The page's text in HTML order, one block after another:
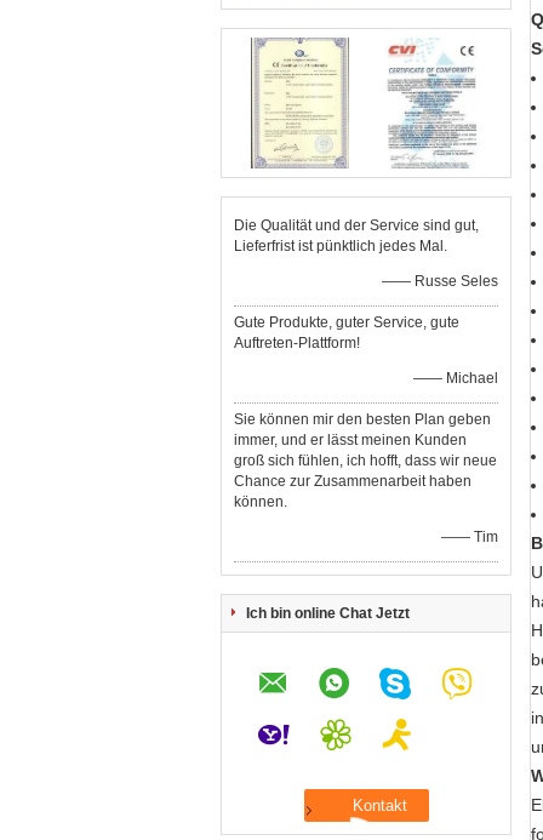
Die Qualität und der Service sind gut,
Lieferfrist ist pünktlich jedes Mal.
—— Russe Seles
Gute Produkte, guter Service, gute
Auftreten-Plattform!
—— Michael
Sie können mir den besten Plan geben
immer, und er lässt meinen Kunden
groß sich fühlen, ich hofft, dass wir neue
Chance zur Zusammenarbeit haben
können.
—— Tim
Ich bin online Chat Jetzt